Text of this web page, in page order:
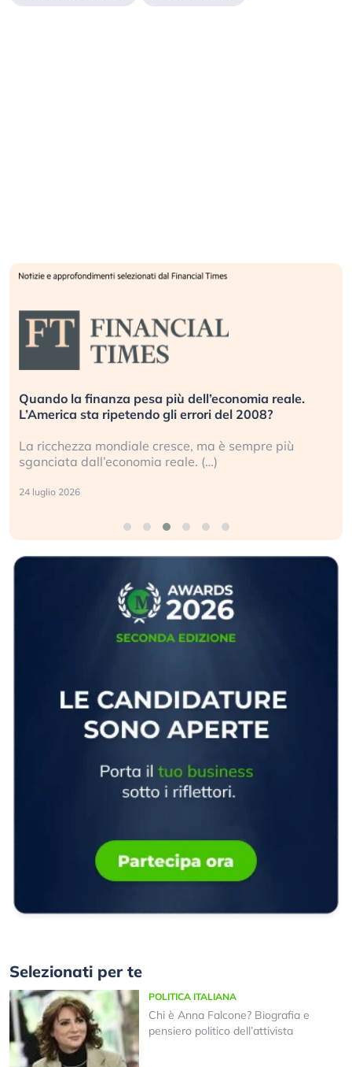
Quando la finanza pesa più dell’economia reale.
L’America sta ripetendo gli errori del 2008?
La ricchezza mondiale cresce, ma è sempre più
sganciata dall’economia reale. (…)
24 luglio 2026
Selezionati per te
POLITICA ITALIANA
Chi è Anna Falcone? Biografia e
pensiero politico dell’attivista